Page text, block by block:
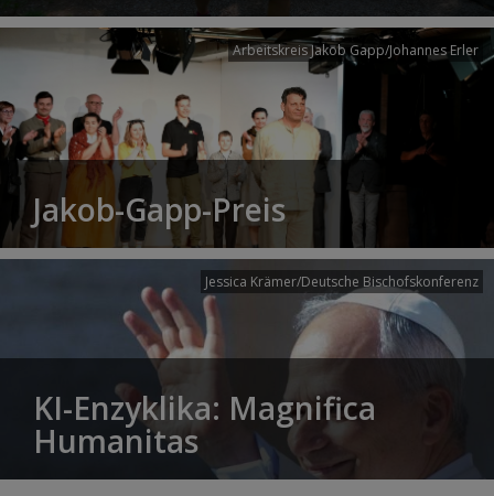
Arbeitskreis Jakob Gapp/Johannes Erler
Jakob-Gapp-Preis
Jessica Krämer/Deutsche Bischofskonferenz
KI-Enzyklika: Magnifica
Humanitas